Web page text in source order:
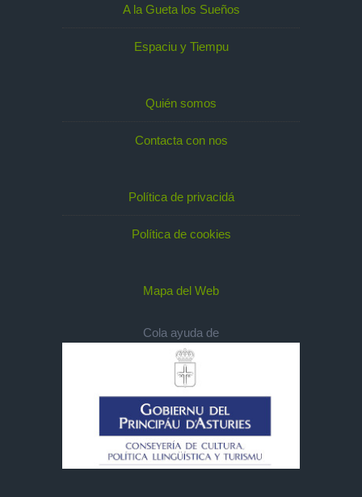
A la Gueta los Sueños
Espaciu y Tiempu
Quién somos
Contacta con nos
Política de privacidá
Política de cookies
Mapa del Web
Cola ayuda de